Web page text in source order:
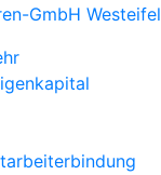
GmbH Westeifel